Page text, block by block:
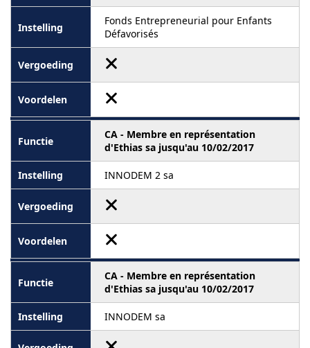
Fonds Entrepreneurial pour Enfants
Défavorisés
CA - Membre en représentation
d'Ethias sa jusqu'au 10/02/2017
INNODEM 2 sa
CA - Membre en représentation
d'Ethias sa jusqu'au 10/02/2017
INNODEM sa